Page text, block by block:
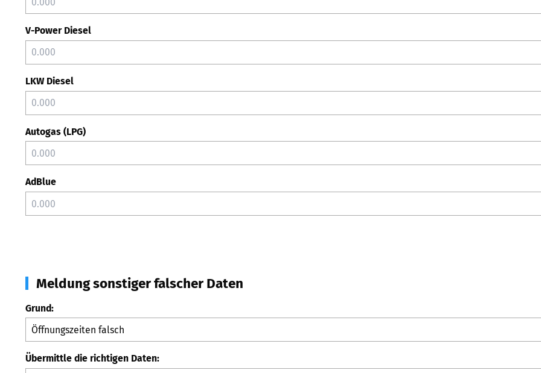
V-Power Diesel
LKW Diesel
Autogas (LPG)
AdBlue
Meldung sonstiger falscher Daten
Grund:
Übermittle die richtigen Daten: